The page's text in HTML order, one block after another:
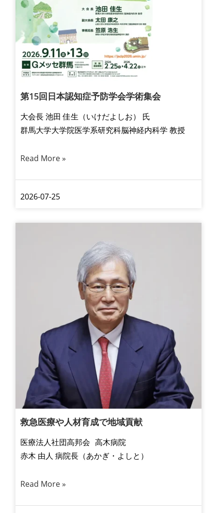
第15回日本認知症予防学会学術集会
大会長 池田 佳生（いけだよしお） 氏
群馬大学大学院医学系研究科脳神経内科学 教授
Read More »
2026-07-25
救急医療や人材育成で地域貢献
医療法人社団高邦会 高木病院
赤木 由人 病院長（あかぎ・よしと）
Read More »